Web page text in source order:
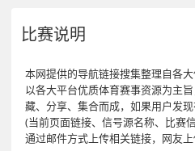
比赛说明
本网提供的导航链接搜集整理自各
以各大平台优质体育赛事资源为主
藏、分享、集合而成，如果用户发
(当前页面链接、信号源名称、比赛
通过邮件方式上传相关链接，网友